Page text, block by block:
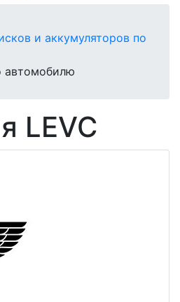
и аккумуляторов по
автомобилю
LEVC